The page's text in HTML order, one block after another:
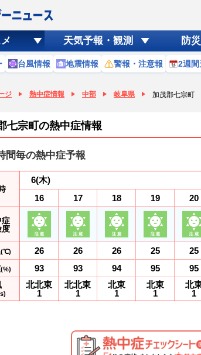
天気予報・観測 防
台風情報 地震情報 警報・注意報 2週間
ジ 熱中症情報 中部 岐阜県 加茂郡七宗町
七宗町の熱中症情報
間毎の熱中症予報
症
度
(℃)
(%)
6(木)
16
26
93
北北東
1
17
26
93
北北東
1
18
26
94
北東
1
19
25
95
北東
1
20
25
95
北
1